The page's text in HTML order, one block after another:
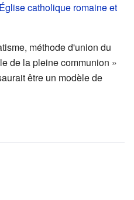
catholique romaine et
méthode d'union du
de la pleine communion »
être un modèle de